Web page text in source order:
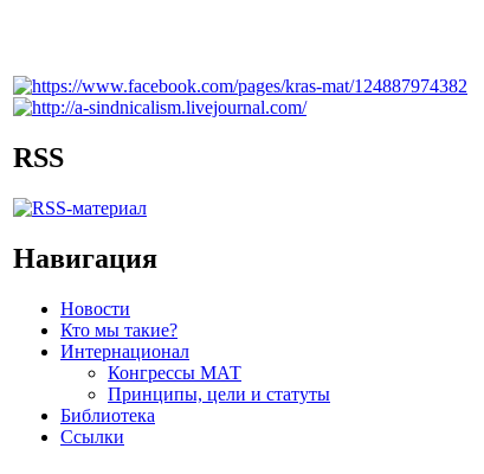
RSS
Навигация
Новости
Кто мы такие?
Интернационал
Конгрессы МАТ
Принципы, цели и статуты
Библиотека
Ссылки